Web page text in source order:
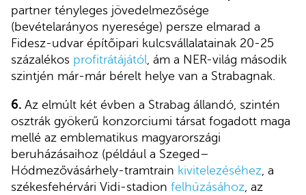
partner tényleges jövedelmezősége
(bevételarányos nyeresége) persze elmarad a
Fidesz-udvar építőipari kulcsvállalatainak 20-25
százalékos profitrátájától, ám a NER-világ második
szintjén már-már bérelt helye van a Strabagnak.
6. Az elmúlt két évben a Strabag állandó, szintén
osztrák gyökerű konzorciumi társat fogadott maga
mellé az emblematikus magyarországi
beruházásaihoz (például a Szeged–
Hódmezővásárhely-tramtrain kivitelezéséhez , a
székesfehérvári Vidi-stadion felhúzásához , az